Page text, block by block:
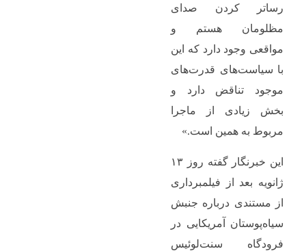
رساتر کردن صدای
مظلومان هستم و
مواقعی وجود دارد که این
با سیاست‌های قدرت‌های
موجود تناقض دارد و
بخش زیادی از ماجرا
مربوط به همین است.»
این خبرنگار گفته روز ۱۳
ژانویه بعد از فیلمبرداری
از مستندی درباره جنبش
سیاه‌پوستان آمریکایی در
فرودگاه سنت‌لوئیس